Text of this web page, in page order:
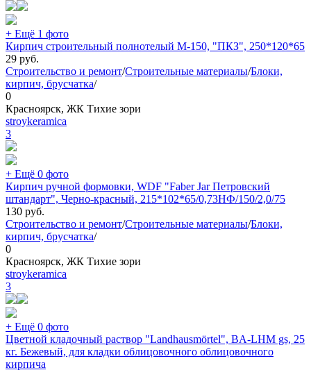
+ Ещё 1 фото
Кирпич строительный полнотелый М-150, "ПКЗ", 250*120*65
29 руб.
Строительство и ремонт/Строительные материалы/Блоки,
кирпич, брусчатка/
0
Красноярск, ЖК Тихие зори
stroykeramica
3
+ Ещё 0 фото
Кирпич ручной формовки, WDF "Faber Jar Петровский
штандарт", Черно-красный, 215*102*65/0,73НФ/150/2,0/75
130 руб.
Строительство и ремонт/Строительные материалы/Блоки,
кирпич, брусчатка/
0
Красноярск, ЖК Тихие зори
stroykeramica
3
+ Ещё 0 фото
Цветной кладочный раствор "Landhausmörtel", BA-LHM gs, 25
кг. Бежевый, для кладки облицовочного облицовочного
кирпича